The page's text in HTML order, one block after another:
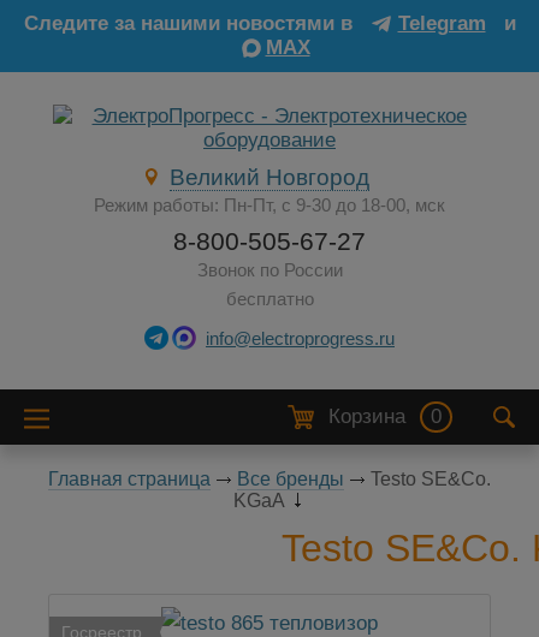
Следите за нашими новостями в Telegram
и
MAX
Великий Новгород
Режим работы: Пн-Пт, с 9-30 до 18-00, мск
8-800-505-67-27
Звонок по России
бесплатно
info@electroprogress.ru
Корзина 0
Главная страница Все бренды
Testo SE&Co.
KGaA
Testo SE&Co.
Госреестр